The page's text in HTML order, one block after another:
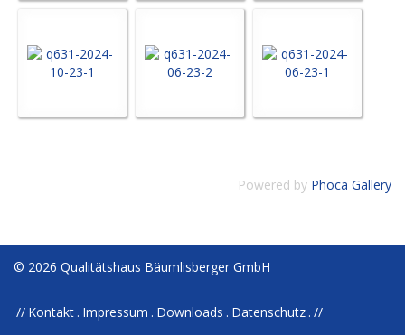
Powered by Phoca Gallery
© 2026 Qualitätshaus Bäumlisberger GmbH
Kontakt Impressum Downloads Datenschutz //